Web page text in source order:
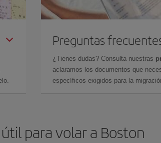
Preguntas
¿Tienes dudas? Consulta nuestras
aclaramos los documentos que
específicos exigidos para la
para volar a Boston